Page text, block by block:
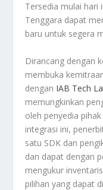
Tersedia mulai hari
Tenggara dapat
baru untuk segera
Dirancang dengan
membuka
dengan IAB Tech
memungkinkan
oleh penyedia
integrasi ini,
satu SDK dan
dan dapat dengan
mengukur
pilihan yang dapat